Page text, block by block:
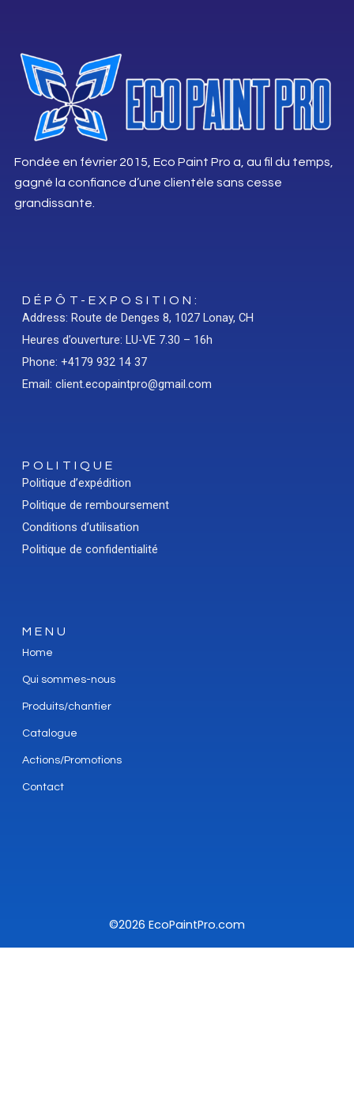
Fondée en février 2015, Eco Paint Pro a, au fil du temps,
gagné la confiance d’une clientèle sans cesse
grandissante.
DÉPÔT-EXPOSITION:
Address: Route de Denges 8, 1027 Lonay, CH
Heures d’ouverture: LU-VE 7.30 – 16h
Phone: +4179 932 14 37
Email: client.ecopaintpro@gmail.com
POLITIQUE
Politique d’expédition
Politique de remboursement
Conditions d’utilisation
Politique de confidentialité
MENU
Home
Qui sommes-nous
Produits/chantier
Catalogue
Actions/Promotions
Contact
©2026 EcoPaintPro.com